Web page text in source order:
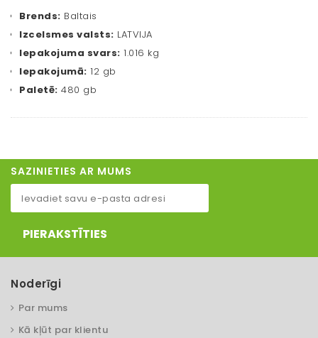
Brends: Baltais
Izcelsmes valsts: LATVIJA
Iepakojuma svars: 1.016 kg
Iepakojumā: 12 gb
Paletē: 480 gb
SAZINIETIES AR MUMS
PIERAKSTĪTIES
Noderīgi
Par mums
Kā kļūt par klientu